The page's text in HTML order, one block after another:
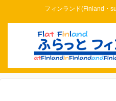
フィンランド(Finland・